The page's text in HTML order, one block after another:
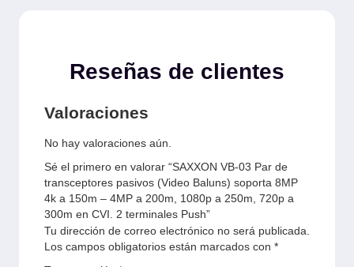
Reseñas de clientes
Valoraciones
No hay valoraciones aún.
Sé el primero en valorar “SAXXON VB-03 Par de
transceptores pasivos (Video Baluns) soporta 8MP
4k a 150m – 4MP a 200m, 1080p a 250m, 720p a
300m en CVI. 2 terminales Push”
Tu dirección de correo electrónico no será publicada.
Los campos obligatorios están marcados con *